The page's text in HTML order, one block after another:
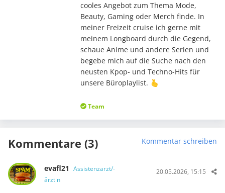
cooles Angebot zum Thema Mode,
Beauty, Gaming oder Merch finde. In
meiner Freizeit cruise ich gerne mit
meinem Longboard durch die Gegend,
schaue Anime und andere Serien und
begebe mich auf die Suche nach den
neusten Kpop- und Techno-Hits für
unsere Büroplaylist. 🫰
Team
Kommentare (3) Kommentar schreiben
evafl21 Assistenzarzt/-
ärztin
20.05.2026, 15:15